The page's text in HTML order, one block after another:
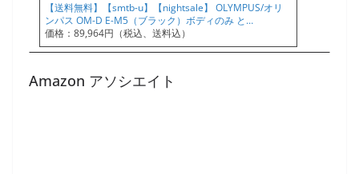
【送料無料】【smtb-u】【nightsale】 OLYMPUS/オリ
ンパス OM-D E-M5（ブラック）ボディのみ と…
価格：89,964円（税込、送料込）
Amazon アソシエイト